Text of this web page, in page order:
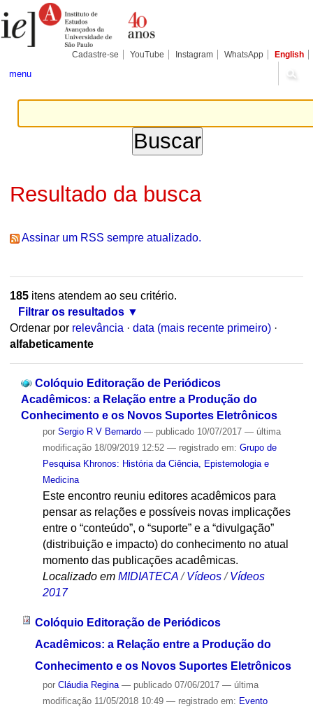
para
conteúdo.
Pessoais
Cadastre-se YouTube Instagram WhatsApp English
menu
Resultado da busca
Assinar um RSS sempre atualizado.
185itens atendem ao seu critério.
Filtrar os resultados
Ordenar por relevância · data (mais recente primeiro) ·
alfabeticamente
Colóquio Editoração de Periódicos
Acadêmicos: a Relação entre a Produção do
Conhecimento e os Novos Suportes Eletrônicos
por Sergio R V Bernardo — publicado10/07/2017 — última
modificação18/09/2019 12:52 — registrado em: Grupo de
Pesquisa Khronos: História da Ciência, Epistemologia e
Medicina
Este encontro reuniu editores acadêmicos para
pensar as relações e possíveis novas implicações
entre o “conteúdo”, o “suporte” e a “divulgação”
(distribuição e impacto) do conhecimento ​no atual
momento das publicações acadêmicas.
Localizado em MIDIATECA /Vídeos /Vídeos
2017
Colóquio Editoração de Periódicos
Acadêmicos: a Relação entre a Produção do
Conhecimento e os Novos Suportes Eletrônicos
por Cláudia Regina — publicado07/06/2017 — última
modificação11/05/2018 10:49 — registrado em: Evento